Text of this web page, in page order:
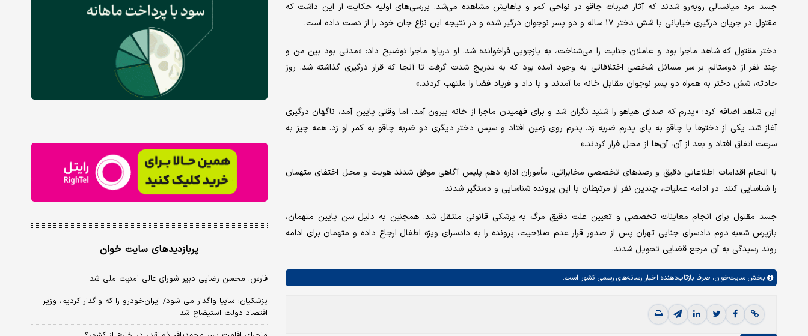
جسد مرد میانسالی روبه‌رو شدند که آثار ضربات چاقو در نواحی کمر و پاهایش مشاهده می‌شد. بررسی‌های اولیه حکایت از این داشت که
مقتول در جریان درگیری خیابانی با شش دختر ۱۷ ساله و دو پسر نوجوان درگیر شده و در نتیجه این نزاع جان خود را از دست داده است.
دختر مقتول که شاهد ماجرا بود و عاملان جنایت را می‌شناخت، به بازجویی فراخوانده شد. او درباره ماجرا توضیح داد: «مدتی بود بین من و
چند نفر از دوستانم بر سر مسائل شخصی اختلافاتی به وجود آمده بود که به تدریج شدت گرفت تا آنجا که قرار درگیری گذاشته شد. روز
حادثه، شش دختر به همراه دو پسر نوجوان مقابل خانه ما آمدند و با داد و فریاد فضا را ملتهب کردند.»
این شاهد اضافه کرد: «پدرم که صدای هیاهو را شنید نگران شد و برای فهمیدن ماجرا از خانه بیرون آمد. اما وقتی پایین آمد، ناگهان درگیری
آغاز شد. یکی از دخترها با چاقو به پای پدرم ضربه زد. پدرم روی زمین افتاد و سپس دختر دیگری دو ضربه چاقو به کمر او زد. همه چیز به
سرعت اتفاق افتاد و بعد از آن، آن‌ها از محل فرار کردند.»
با انجام اقدامات اطلاعاتی دقیق و رصدهای تخصصی مخابراتی، مأموران اداره دهم پلیس آگاهی موفق شدند هویت و محل اختفای متهمان
را شناسایی کنند. در ادامه عملیات، چندین نفر از مرتبطان با این پرونده شناسایی و دستگیر شدند.
جسد مقتول برای انجام معاینات تخصصی و تعیین علت دقیق مرگ به پزشکی قانونی منتقل شد. همچنین به دلیل سن پایین متهمان،
بازپرس شعبه دوم دادسرای جنایی تهران پس از صدور قرار عدم صلاحیت، پرونده را به دادسرای ویژه اطفال ارجاع داده و متهمان برای ادامه
روند رسیدگی به آن مرجع قضایی تحویل شدند.
بخش سایت‌خوان، صرفا بازتاب‌دهنده اخبار رسانه‌های رسمی کشور است.
پربازدیدهای سایت خوان
فارس: محسن رضایی دبیر شورای عالی امنیت ملی شد
پزشکیان: سایپا واگذار می شود/ ایران‌خودرو را که واگذار کردیم، وزیر
اقتصاد دولت استیضاح شد